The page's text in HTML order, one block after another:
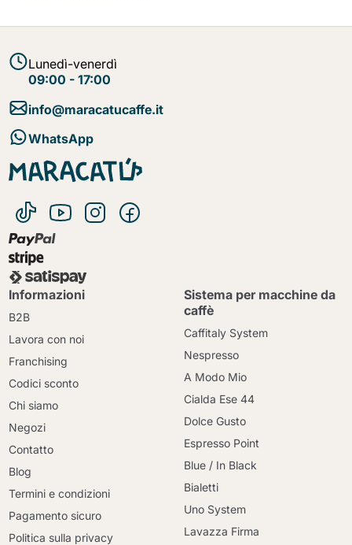
Lunedì-venerdì
09:00 - 17:00
info@maracatucaffe.it
WhatsApp
Informazioni
B2B
Lavora con noi
Franchising
Codici sconto
Chi siamo
Negozi
Contatto
Blog
Termini e condizioni
Pagamento sicuro
Politica sulla privacy
Sistema per macchine da
caffè
Caffitaly System
Nespresso
A Modo Mio
Cialda Ese 44
Dolce Gusto
Espresso Point
Blue / In Black
Bialetti
Uno System
Lavazza Firma